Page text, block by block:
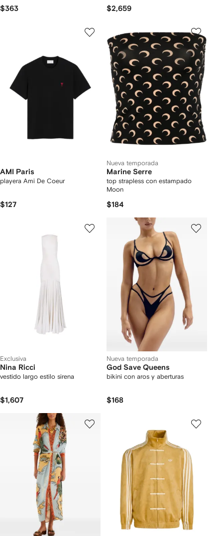
$363 $2,659
AMI Paris
playera Ami De Coeur
$127
Nueva temporada
Marine Serre
top strapless con estampado
Moon
$184
Exclusiva
Nina Ricci
vestido largo estilo sirena
$1,607
Nueva temporada
God Save Queens
bikini con aros y aberturas
$168